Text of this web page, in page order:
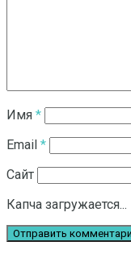
Имя *
Email *
Сайт
Капча загружается...